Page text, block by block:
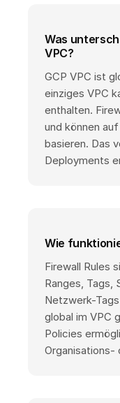
Was
VPC?
GCP VPC ist
einziges VPC
enthalten.
und können
basieren. Das
Deployments
Wie
Firewall Rules
Ranges, Tags,
Netzwerk-
global im VPC
Policies
Organisations-